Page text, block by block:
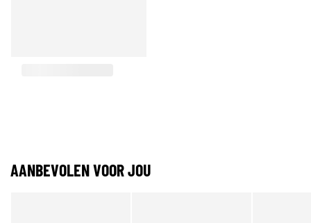
AANBEVOLEN VOOR JOU